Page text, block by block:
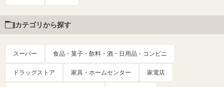
カテゴリから探す
スーパー 食品・菓子・飲料・酒・日用品・コンビニ
ドラッグストア 家具・ホームセンター 家電店